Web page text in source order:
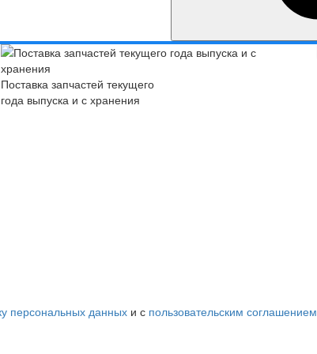
Поставка запчастей текущего
года выпуска и с хранения
персональных данных и с пользовательским соглашением